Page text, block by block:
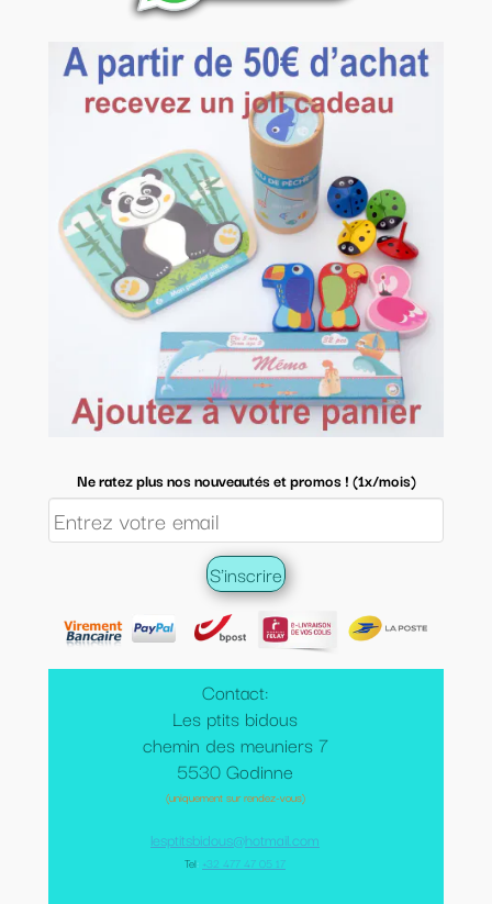
Contact:
Les ptits bidous
chemin des meuniers 7
5530 Godinne
(uniquement sur rendez-vous)
lesptitsbidous@hotmail.com
Tel: +32 477 47 05 17
Ne ratez plus nos nouveautés et promos ! (1x/mois)